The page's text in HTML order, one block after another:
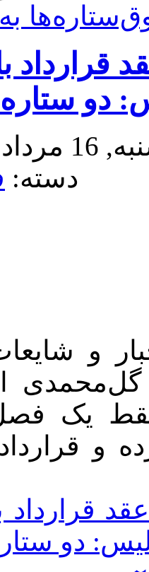
با
12:13
دسته:
و
گل‌محمدی
فقط یک
و